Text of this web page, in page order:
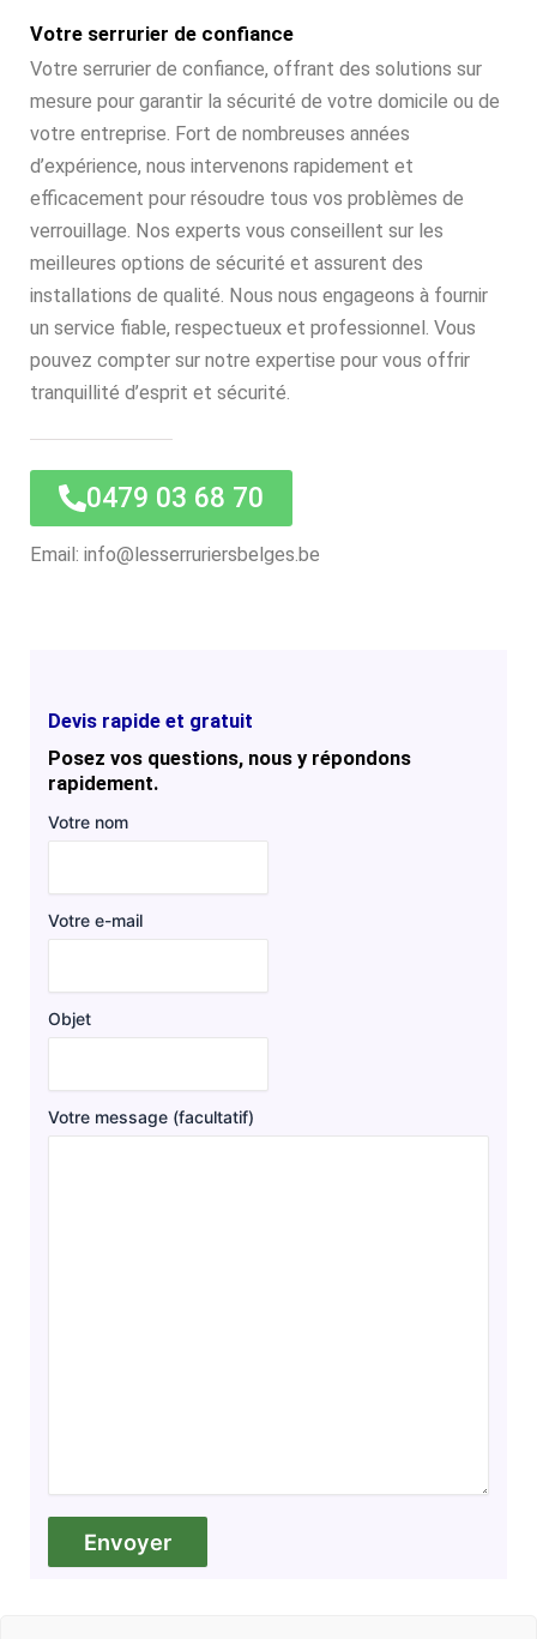
Votre serrurier de confiance
Votre serrurier de confiance, offrant des solutions sur
mesure pour garantir la sécurité de votre domicile ou de
votre entreprise. Fort de nombreuses années
d’expérience, nous intervenons rapidement et
efficacement pour résoudre tous vos problèmes de
verrouillage. Nos experts vous conseillent sur les
meilleures options de sécurité et assurent des
installations de qualité. Nous nous engageons à fournir
un service fiable, respectueux et professionnel. Vous
pouvez compter sur notre expertise pour vous offrir
tranquillité d’esprit et sécurité.
0479 03 68 70
Email: info@lesserruriersbelges.be
Devis rapide et gratuit
Posez vos questions, nous y répondons
rapidement.
Votre nom
Votre e-mail
Objet
Votre message (facultatif)